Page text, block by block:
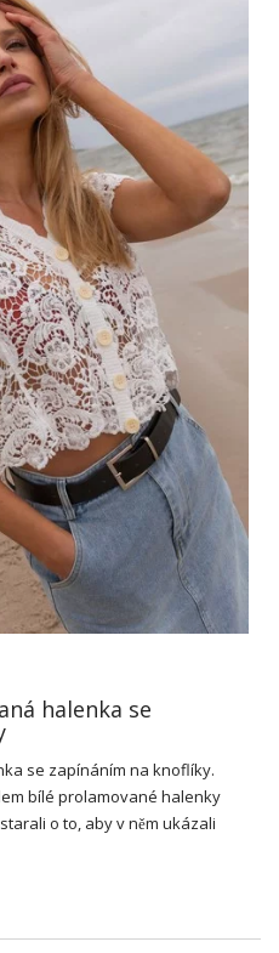
– od
po krtka
z venkova, are changes from
element extravagantní
S rozvojem módy se bundy
a výrazem individuality.
jak jsou nadšené, dlouhé
ženské nádechy. Tyto
s prvními formami a
To je přesně to, co
Pánský šatník se stal
halenka se
se zapínáním na knoflíky.
bílé prolamované halenky
o to, aby v něm ukázali